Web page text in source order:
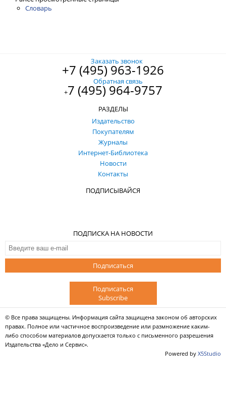
Словарь
Заказать звонок
+7 (495) 963-1926
Обратная связь
+7 (495) 964-9757
РАЗДЕЛЫ
Издательство
Покупателям
Журналы
Интернет-Библиотека
Новости
Контакты
ПОДПИСЫВАЙСЯ
ПОДПИСКА НА НОВОСТИ
Подписаться
Подписаться
Subscribe
© Все права защищены. Информация сайта защищена законом об авторских
правах. Полное или частичное воспроизведение или размножение каким-
либо способом материалов допускается только с письменного разрешения
Издательства «Дело и Сервис».
Powered by X5Studio